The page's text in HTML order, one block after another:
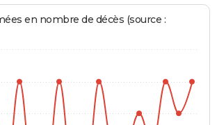
en nombre de décès (source :